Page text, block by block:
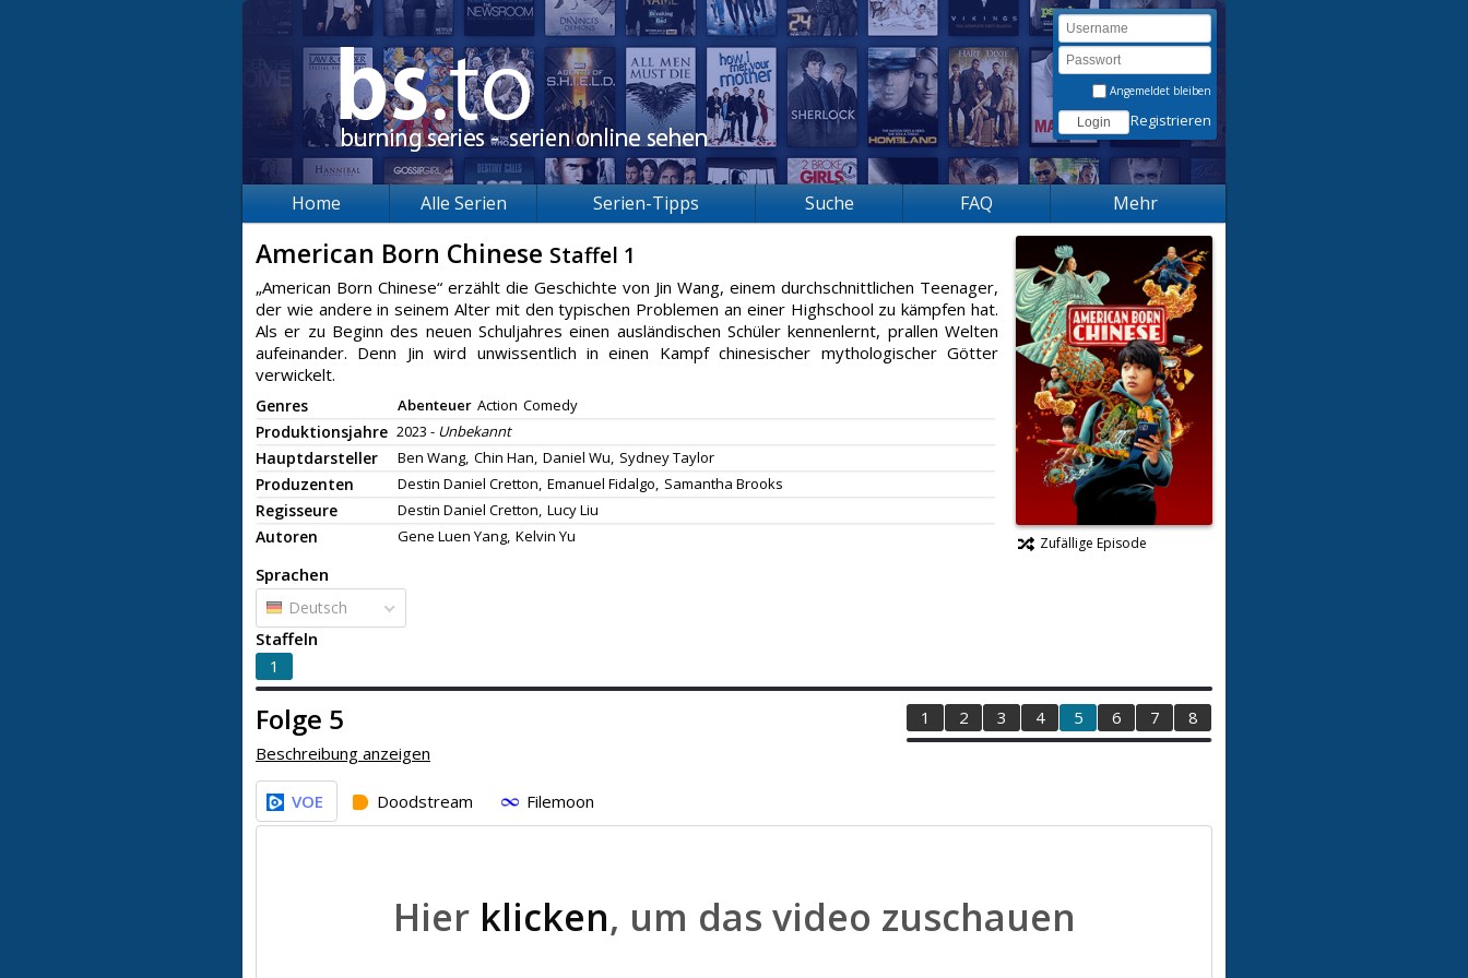
Angemeldet bleiben
Registrieren
Home Alle Serien Serien-Tipps Suche FAQ Mehr
American Born Chinese Staffel 1
„American Born Chinese“ erzählt die Geschichte von Jin Wang, einem durchschnittlichen Teenager,
der wie andere in seinem Alter mit den typischen Problemen an einer Highschool zu kämpfen hat.
Als er zu Beginn des neuen Schuljahres einen ausländischen Schüler kennenlernt, prallen Welten
aufeinander. Denn Jin wird unwissentlich in einen Kampf chinesischer mythologischer Götter
verwickelt.
Genres Abenteuer Action Comedy
Produktionsjahre 2023 - Unbekannt
Hauptdarsteller Ben Wang, Chin Han, Daniel Wu, Sydney Taylor
Produzenten Destin Daniel Cretton, Emanuel Fidalgo, Samantha Brooks
Regisseure Destin Daniel Cretton, Lucy Liu
Autoren Gene Luen Yang, Kelvin Yu Zufällige Episode
Sprachen
Deutsch
Staffeln
1
Folge 5 1 2 3 4 5 6 7
8
Beschreibung anzeigen
VOE Doodstream Filemoon
Hier klicken, um das video zuschauen